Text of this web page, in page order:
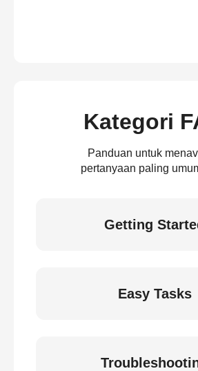
Kategori
Panduan untuk
pertanyaan paling
Getting
Easy Tasks